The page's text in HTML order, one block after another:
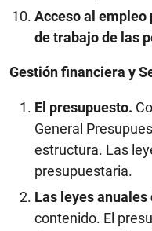
Acceso al empleo
de trabajo de las
Gestión financiera y
El presupuesto.
General
estructura. Las
presupuestaria.
Las leyes
contenido. El